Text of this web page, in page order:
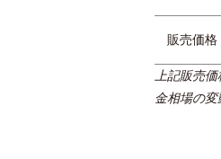
販売価格
上記販売
金相場の変